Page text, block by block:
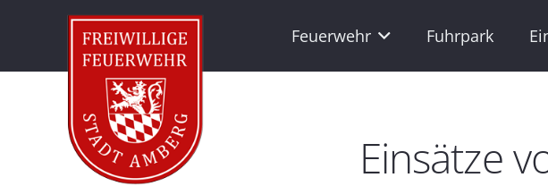
Feuerwehr Fuhrpark
Einsätze